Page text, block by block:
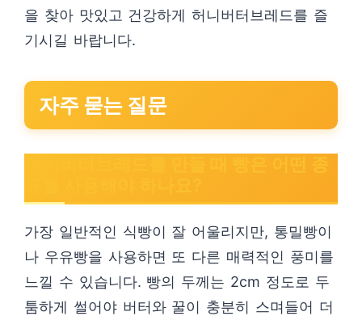
을 찾아 맛있고 건강하게 허니버터브레드를 즐
기시길 바랍니다.
자주 묻는 질문
가장 일반적인 식빵이 잘 어울리지만, 통밀빵이
나 우유빵을 사용하면 또 다른 매력적인 풍미를
느낄 수 있습니다. 빵의 두께는 2cm 정도로 두
툼하게 썰어야 버터와 꿀이 충분히 스며들어 더